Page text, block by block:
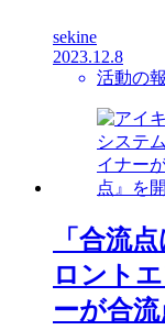
sekine
2023.12.8
活動の
「合流
ロント
ーが合